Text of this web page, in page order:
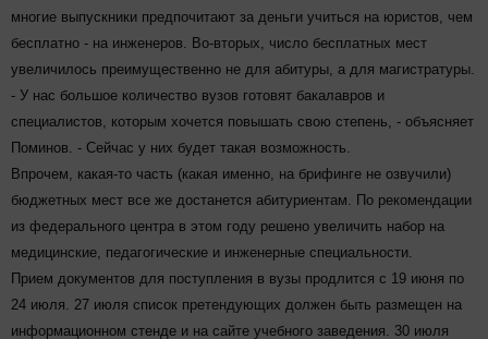
многие выпускники предпочитают за деньги учиться на юристов, чем
бесплатно - на инженеров. Во-вторых, число бесплатных мест
увеличилось преимущественно не для абитуры, а для магистратуры.
- У нас большое количество вузов готовят бакалавров и
специалистов, которым хочется повышать свою степень, - объясняет
Поминов. - Сейчас у них будет такая возможность.
Впрочем, какая-то часть (какая именно, на брифинге не озвучили)
бюджетных мест все же достанется абитуриентам. По рекомендации
из федерального центра в этом году решено увеличить набор на
медицинские, педагогические и инженерные специальности.
Прием документов для поступления в вузы продлится с 19 июня по
24 июля. 27 июля список претендующих должен быть размещен на
информационном стенде и на сайте учебного заведения. 30 июля